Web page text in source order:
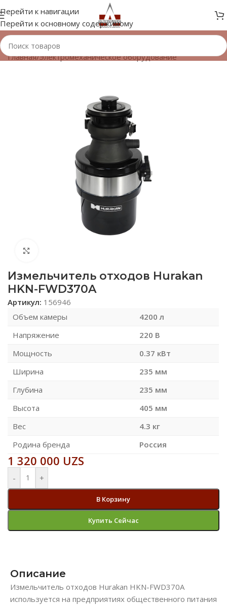
Перейти к навигации
Перейти к основному содержимому
Главная/Электромеханическое оборудование
Измельчитель отходов Hurakan
HKN-FWD370A
Артикул: 156946
Объем камеры
4200 л
Напряжение
220 В
Мощность
0.37 кВт
Ширина
235 мм
Глубина
235 мм
Высота
405 мм
Вес
4.3 кг
Родина бренда
Россия
1 320 000 UZS
- +
В Корзину
Купить Сейчас
Описание
Измельчитель отходов Hurakan HKN-FWD370A
используется на предприятиях общественного питания